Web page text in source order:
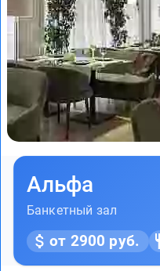
Альфа
Банкетный зал
от 2900 руб.